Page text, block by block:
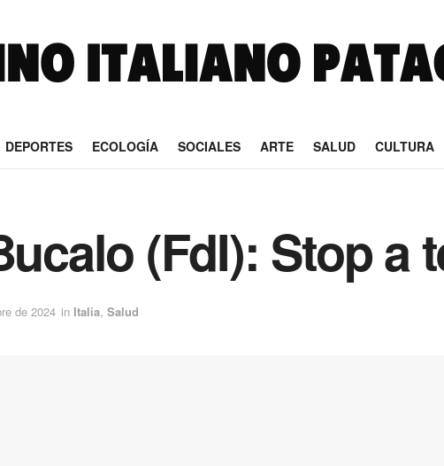
DEPORTES ECOLOGÍA SOCIALES ARTE SALUD CULTURA
(FdI): Stop a
de 2024 in Italia, Salud